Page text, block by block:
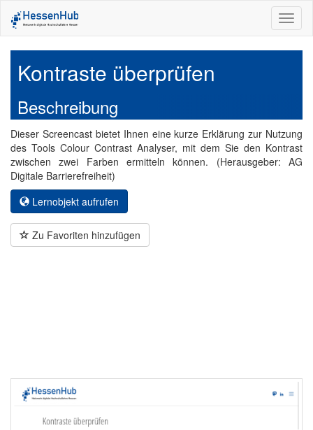
Kontraste überprüfen
Beschreibung
Dieser Screencast bietet Ihnen eine kurze Erklärung zur Nutzung
des Tools Colour Contrast Analyser, mit dem Sie den Kontrast
zwischen zwei Farben ermitteln können. (Herausgeber: AG
Digitale Barrierefreiheit)
Lernobjekt aufrufen
Zu Favoriten hinzufügen